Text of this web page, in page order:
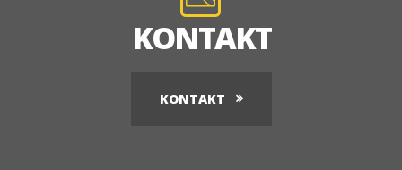
KONTAKT
KONTAKT